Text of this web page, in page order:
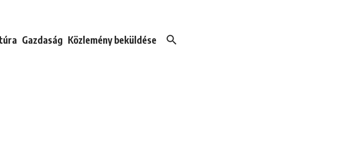
Gazdaság Közlemény beküldése